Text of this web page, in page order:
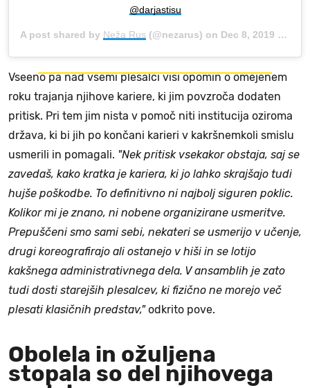
@darjastisu
A post shared by Neža Rus (@nezarus) on Dec 8, 2019 at 1:16pm PST
Vseeno pa nad vsemi plesalci visi opomin o omejenem
roku trajanja njihove kariere, ki jim povzroča dodaten
pritisk. Pri tem jim nista v pomoč niti institucija oziroma
država, ki bi jih po končani karieri v kakršnemkoli smislu
usmerili in pomagali. "Nek pritisk vsekakor obstaja, saj se
zavedaš, kako kratka je kariera, ki jo lahko skrajšajo tudi
hujše poškodbe. To definitivno ni najbolj siguren poklic.
Kolikor mi je znano, ni nobene organizirane usmeritve.
Prepuščeni smo sami sebi, nekateri se usmerijo v učenje,
drugi koreografirajo ali ostanejo v hiši in se lotijo
kakšnega administrativnega dela. V ansamblih je zato
tudi dosti starejših plesalcev, ki fizično ne morejo več
plesati klasičnih predstav,"odkrito pove.
Obolela in ožuljena
stopala so del njihovega